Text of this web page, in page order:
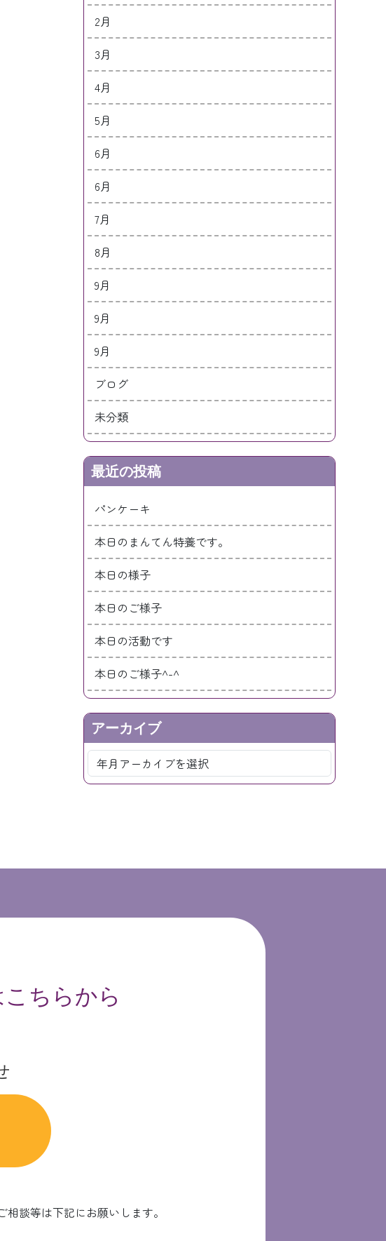
2月
3月
4月
5月
6月
6月
7月
8月
9月
9月
9月
ブログ
未分類
最近の投稿
パンケーキ
本日のまんてん特養です。
本日の様子
本日のご様子
本日の活動です
本日のご様子^-^
アーカイブ
ちらから
談等は下記にお願いします。